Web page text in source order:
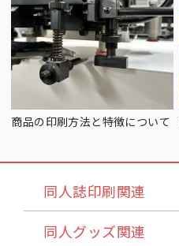
商品の印刷方法と特徴について
同人誌印刷関連
同人誌セット
小説本セット
同人グッズ関連